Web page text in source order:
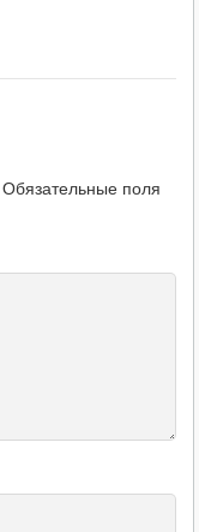
Обязательные поля